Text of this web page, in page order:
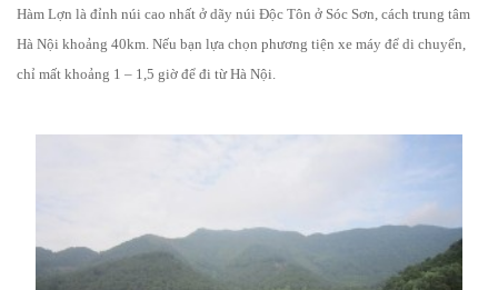
Hàm Lợn là đỉnh núi cao nhất ở dãy núi Độc Tôn ở Sóc Sơn, cách trung tâm
Hà Nội khoảng 40km. Nếu bạn lựa chọn phương tiện xe máy để di chuyển,
chỉ mất khoảng 1 – 1,5 giờ để đi từ Hà Nội.